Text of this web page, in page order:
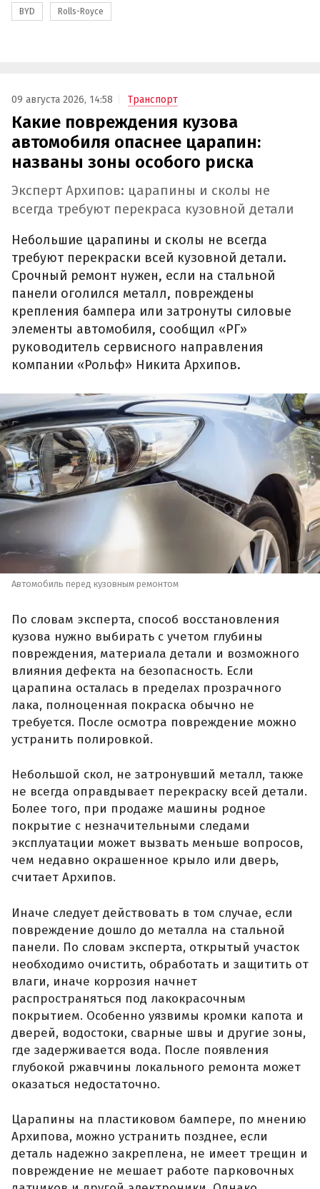
BYD Rolls-Royce
09 августа 2026, 14:58 Транспорт
Какие повреждения кузова
автомобиля опаснее царапин:
названы зоны особого риска
Эксперт Архипов: царапины и сколы не
всегда требуют перекраса кузовной детали
Небольшие царапины и сколы не всегда
требуют перекраски всей кузовной детали.
Срочный ремонт нужен, если на стальной
панели оголился металл, повреждены
крепления бампера или затронуты силовые
элементы автомобиля, сообщил «РГ»
руководитель сервисного направления
компании «Рольф» Никита Архипов.
Автомобиль перед кузовным ремонтом
По словам эксперта, способ восстановления
кузова нужно выбирать с учетом глубины
повреждения, материала детали и возможного
влияния дефекта на безопасность. Если
царапина осталась в пределах прозрачного
лака, полноценная покраска обычно не
требуется. После осмотра повреждение можно
устранить полировкой.
Небольшой скол, не затронувший металл, также
не всегда оправдывает перекраску всей детали.
Более того, при продаже машины родное
покрытие с незначительными следами
эксплуатации может вызвать меньше вопросов,
чем недавно окрашенное крыло или дверь,
считает Архипов.
Иначе следует действовать в том случае, если
повреждение дошло до металла на стальной
панели. По словам эксперта, открытый участок
необходимо очистить, обработать и защитить от
влаги, иначе коррозия начнет
распространяться под лакокрасочным
покрытием. Особенно уязвимы кромки капота и
дверей, водостоки, сварные швы и другие зоны,
где задерживается вода. После появления
глубокой ржавчины локального ремонта может
оказаться недостаточно.
Царапины на пластиковом бампере, по мнению
Архипова, можно устранить позднее, если
деталь надежно закреплена, не имеет трещин и
повреждение не мешает работе парковочных